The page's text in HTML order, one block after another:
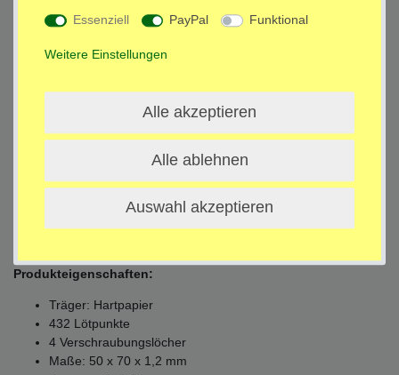
Technische Daten
Weitere Details
Produkteigenschaften:
Träger: Hartpapier
432 Lötpunkte
4 Verschraubungslöcher
Maße: 50 x 70 x 1,2 mm
Essenziell PayPal Funktional
Weitere Einstellungen
Alle akzeptieren
Alle ablehnen
Auswahl akzeptieren